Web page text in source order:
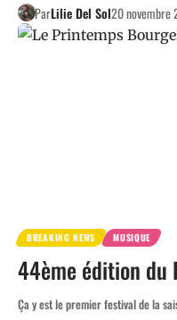
ParLilie Del Sol20 novembre
BREAKING NEWS MUSIQUE
44ème édition du
Ça y est le premier festival de la